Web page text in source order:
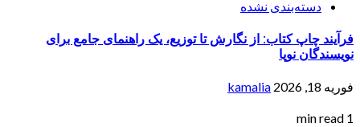
دسته‌بندی نشده
فرآیند چاپ کتاب: از نگارش تا توزیع، یک راهنمای جامع برای
نویسندگان نوپا
فوریه 18, 2026 kamalia
1 min read